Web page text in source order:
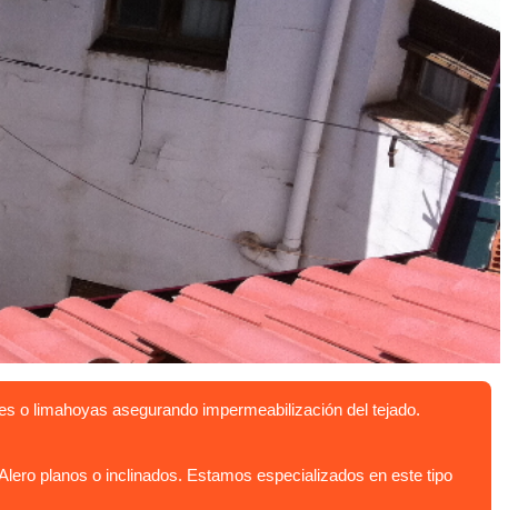
o limahoyas asegurando impermeabilización del tejado.
planos o inclinados. Estamos especializados en este tipo